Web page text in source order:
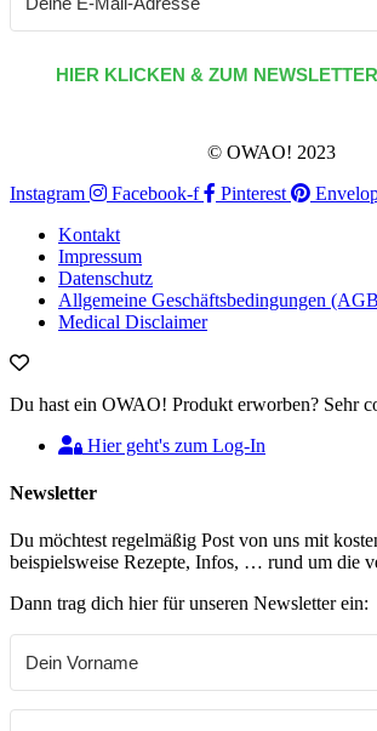
HIER KLICKEN & ZUM
© OWAO! 2023
Instagram
Facebook-f Pinterest
Kontakt
Impressum
Datenschutz
Allgemeine Geschäftsbedingungen
Medical Disclaimer
Du hast ein OWAO! Produkt erworben? Sehr
Hier geht's zum Log-In
Newsletter
Du möchtest regelmäßig Post von uns mit
beispielsweise Rezepte, Infos, … rund um die
Dann trag dich hier für unseren Newsletter ein: